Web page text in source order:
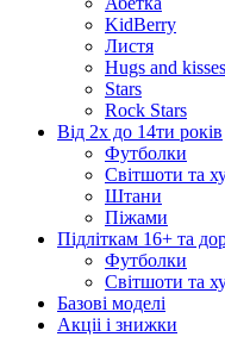
KidBerry
Листя
Hugs and kisses
Stars
Rock Stars
Від 2х до 14ти років
Футболки
Світшоти та
Штани
Піжами
Підліткам 16+ та
Футболки
Світшоти та
Базові моделі
Акціі і знижки